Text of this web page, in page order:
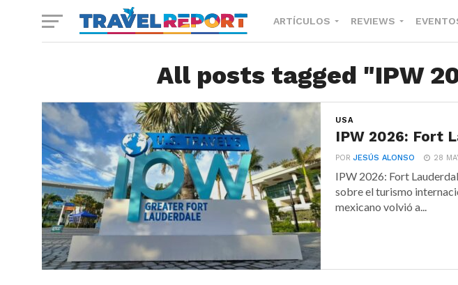
ARTÍCULOS REVIEWS
All posts tagged "IPW
USA
IPW 2026: Fort
PORJESÚS ALONSO 28
IPW 2026: Fort
sobre el turismo
mexicano volvió a...